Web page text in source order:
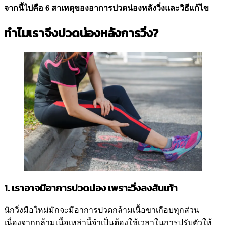
จากนี้ไปคือ 6 สาเหตุของอาการปวดน่องหลังวิ่งและวิธีแก้ไข
ทำไมเราจึงปวดน่องหลังการวิ่ง?
1. เราอาจมีอาการปวดน่อง เพราะวิ่งลงส้นเท้า
นักวิ่งมือใหม่มักจะมีอาการปวดกล้ามเนื้อขาเกือบทุกส่วน
เนื่องจากกล้ามเนื้อเหล่านี้จำเป็นต้องใช้เวลาในการปรับตัวให้